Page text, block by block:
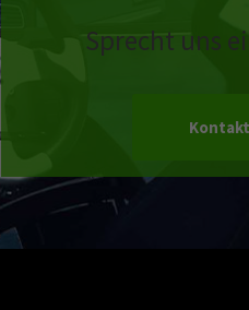
Sprecht uns
Kontakt